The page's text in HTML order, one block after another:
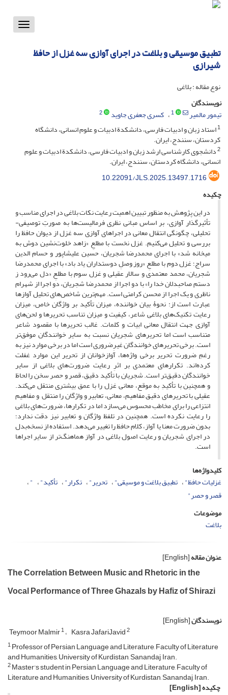
Toggle
تطبیق موسیقی و بلاغت در اجرای آوازی سه غزل از حافظ
شیرازی
نوع مقاله : بلاغی
نویسندگان
تیمور مالمیر
1 کسری جعفری جاوید
2
1استاد زبان و ادبیات فارسی، دانشکدة ادبیات و علوم انسانی، دانشگاه
کردستان، سنندج، ایران.
2دانشجوی کارشناسی ارشد زبان و ادبیات فارسی، دانشکدة ادبیات و علوم
انسانی، دانشگاه کردستان، سنندج، ایران.
10.22091/JLS.2025.13497.1716
چکیده
در این پژوهش به منظور تبیین اهمیت رعایت نکات بلاغی در اجرای مناسب و
تأثیرگذار آوازی، بر اساس مبانی نظری فرمالیست‌ها به ‌صورتِ توصیفی-
تحلیلی، چگونگی انتقال معانی در اجراهای آوازی سه غزل از دیوان حافظ را
بررسی و تحلیل می‌کنیم. غزل نخست با مطلعِ «زاهد خلوت‌نشین دوش به
میخانه شد» با اجرای محمدرضا شجریان، حسین علیشاپور و حسام الدین
سراج؛ غزل دوم با مطلعِ «روز وصلِ دوستداران یاد باد» با اجرای محمدرضا
شجریان، محمد معتمدی و سالار عقیلی و غزل سوم با مطلعِ «دل می‌رود ز
دستم صاحبدلان خدا را» با دو اجرا از محمدرضا شجریان، دو اجرا از شهرام
ناظری و یک اجرا از محسن کرامتی است. مهم‌ترین شاخص‌های تحلیل آوازها
عبارت است از: نحوۀ بیان خواننده، میزان تأکید بر واژگان خاص، میزان
رعایت تکنیک‌های بلاغی شاعر، کیفیت و میزان تناسب تحریرها و لحن‌های
آوازی جهت انتقال معانی ابیات و کلمات. غالب تحریرها با مقصود شاعر
متناسب است اما تحریرهای شجریان نسبت ‌به سایر خوانندگان موفق‌تر
است. برخی تحریرهای خوانندگان غیرِضروری است اما در برخی موارد نیز به‌
رغمِ ضرورت تحریر برخی واژه‌ها، آوازخوانان از تحریر این موارد غفلت
کرده‌اند. تکرارهای معتمدی بر اثرِ رعایت ضرورت‌های بلاغی از سایر
خوانندگان دقیق‌تر است. شجریان با تأکید دقیق، قصر و حصر سخن را لحاظ
و همچنین با تأکیدِ به ‌موقع، معانی غزل را با عمق بیشتری منتقل می‌کند.
عقیلی با تحریرهای دقیق مفاهیم، معانی، تعابیر و واژگان را منتقل و مفاهیم
انتزاعی را برای مخاطب محسوس می‌سازد اما در تکرارها، ضرورت‌های بلاغی
را رعایت نکرده است. همچنین در تلفظ واژگان و تعابیر نیز دقت ندارد؛
بدون ضرورت معنا یا آواز، کلام حافظ را تغییر می‌دهد. استفاده از نسخه‌بدل
در اجرای شجریان و رعایت اصول بلاغی در آواز هماهنگ‌تر از سایر اجراها
است.
کلیدواژه‌ها
غزلیات حافظ" تطبیق بلاغت و موسیقی" تحریر" تکرار" تأکید"
"
قصر و حصر"
موضوعات
بلاغت
عنوان مقاله[English]
The Correlation Between Music and Rhetoric in the
Vocal Performance of Three Ghazals by Hafiz of Shirazi
نویسندگان[English]
Teymoor Malmir1 Kasra JafariJavid2
1Professor of Persian Language and Literature, Faculty of Literature
and Humanities, University of Kurdistan, Sanandaj, Iran.
2Master's student in Persian Language and Literature, Faculty of
Literature and Humanities, University of Kurdistan, Sanandaj, Iran.
چکیده[English]